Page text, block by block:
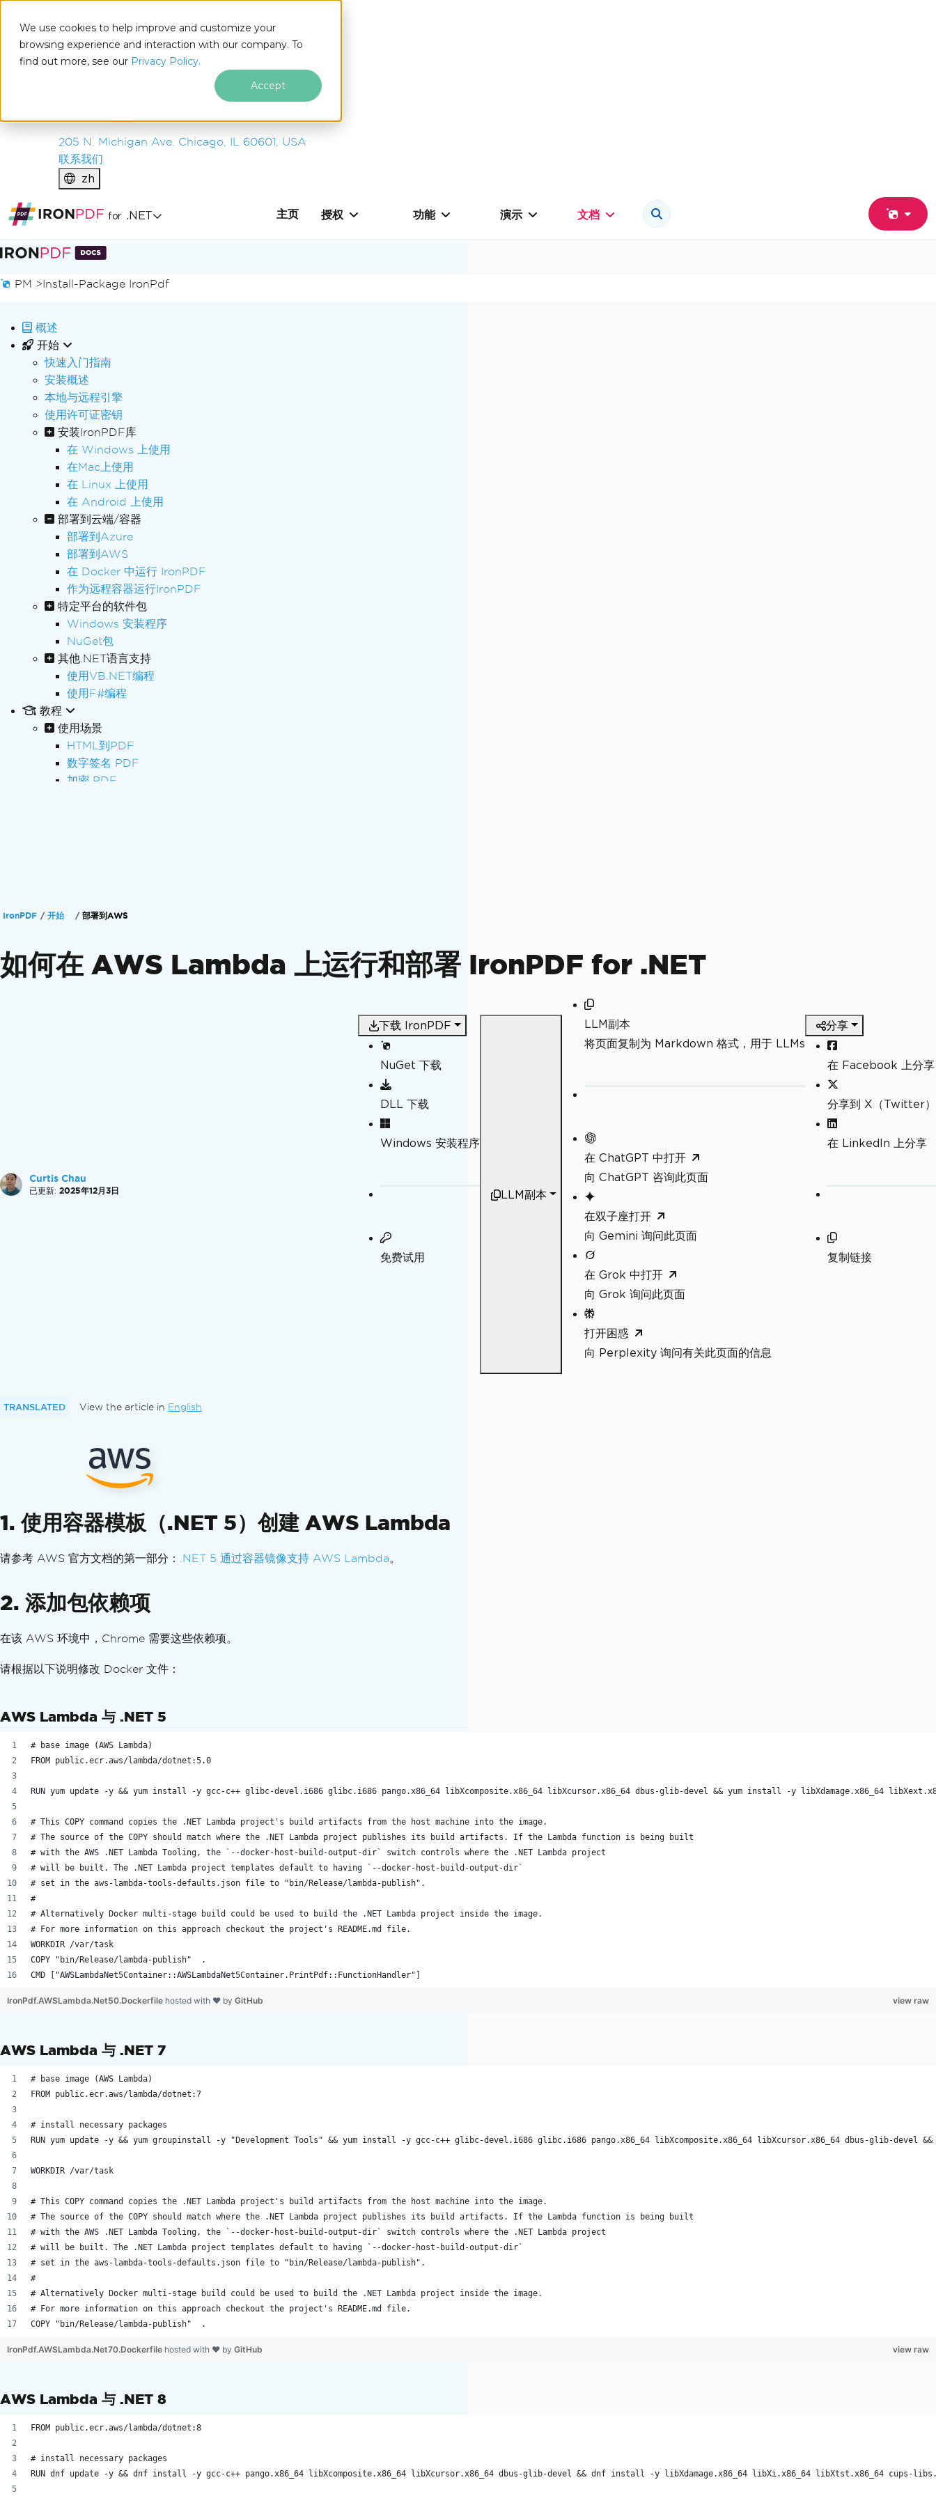
We use cookies to help improve and customize your
browsing experience and interaction with our company. To
find out more, see our Privacy Policy.
Accept
IRONSOFTWARE
产品
企业
205 N. Michigan Ave. Chicago, IL 60601, USA
联系我们
zh
for .NET 主页 授权 功能 演示 文档
跳至页脚内容
PM >Install-Package IronPdf
概述
开始
快速入门指南
安装概述
本地与远程引擎
使用许可证密钥
安装IronPDF库
在 Windows 上使用
在Mac上使用
在 Linux 上使用
在 Android 上使用
部署到云端/容器
部署到Azure
部署到AWS
在 Docker 中运行 IronPDF
作为远程容器运行IronPDF
特定平台的软件包
Windows 安装程序
NuGet包
其他.NET语言支持
使用VB.NET编程
使用F#编程
教程
使用场景
HTML到PDF
数字签名 PDF
加密 PDF
PDF 无障碍访问 (PDF/UA)
功能指南
创建PDF
从Azure Blob存储嵌入图像
从 HTML 文件生成 PDF
从 URL 生成 PDF
图像到PDF
将DOCX转换为PDF
转换RTF为PDF
将XML转换为PDF
PDF to SVG
动态网页到 PDF
从ASPX页面生成PDF
生成PDF报告
CSHTML 到 PDF（Razor 页面）
CSHTML 到 PDF (MVC 框架)
网页可访问性
Cookies
HTTP 请求头
线性化PDF
渲染选项
设置自定义边距
灰度
优化 PDF 布局
添加目录
分页符
编辑 PDF 对象
保存与导出 PDF 文档
将 PDF 导出到内存
编辑文档文本
提取文本和图像
在PDF中替换文本
增强 PDF 设计
添加和编辑注释
添加文字和图像
背景和前景
绘制文本和位图
画线和矩形
旋转文本和页面
编辑 PDF 结构
合并或拆分 PDF
拆分多页 PDF
补充组织
IronPDF 开始 部署到AWS
如何在 AWS Lambda 上运行和部署 IronPDF for .NET
Curtis Chau
已更新: 2025年12月3日
下载 IronPDF
NuGet 下载
DLL 下载
Windows 安装程序
免费试用
LLM副本
LLM副本
将页面复制为 Markdown 格式，用于 LLMs
在 ChatGPT 中打开
向 ChatGPT 咨询此页面
在双子座打开
向 Gemini 询问此页面
在 Grok 中打开
向 Grok 询问此页面
打开困惑
向 Perplexity 询问有关此页面的信息
分享
在 Facebook 上分享
分享到 X（Twitter）
在 LinkedIn 上分享
复制链接
TRANSLATED View the article in English
1. 使用容器模板（.NET 5）创建 AWS Lambda
请参考 AWS 官方文档的第一部分： .NET 5 通过容器镜像支持 AWS Lambda。
2. 添加包依赖项
在该 AWS 环境中，Chrome 需要这些依赖项。
请根据以下说明修改 Docker 文件：
AWS Lambda 与 .NET 5
# base image (AWS Lambda)
FROM public.ecr.aws/lambda/dotnet:5.0
RUN yum update -y && yum install -y gcc-c++ glibc-devel.i686 glibc.i686 pango.x86_64 libXcomposite.x86_64 libXcursor.x86_64 dbus-glib-devel && yum install -y libXdamage.x86_64
# This COPY command copies the .NET Lambda project's build artifacts from the host machine into the image.
# The source of the COPY should match where the .NET Lambda project publishes its build artifacts. If the Lambda function is being built
# with the AWS .NET Lambda Tooling, the `--docker-host-build-output-dir` switch controls where the .NET Lambda project
# will be built. The .NET Lambda project templates default to having `--docker-host-build-output-dir`
# set in the aws-lambda-tools-defaults.json file to "bin/Release/lambda-publish".
#
# Alternatively Docker multi-stage build could be used to build the .NET Lambda project inside the image.
# For more information on this approach checkout the project's README.md file.
WORKDIR /var/task
COPY "bin/Release/lambda-publish"  .
CMD ["AWSLambdaNet5Container::AWSLambdaNet5Container.PrintPdf::FunctionHandler"]
view raw
IronPdf.AWSLambda.Net50.Dockerfile hosted with ❤ by GitHub
AWS Lambda 与 .NET 7
# base image (AWS Lambda)
FROM public.ecr.aws/lambda/dotnet:7
# install necessary packages
RUN yum update -y && yum groupinstall -y "Development Tools" && yum install -y gcc-c++ glibc-devel.i686 glibc.i686 pango.x86_64 libXcomposite.x86_64 libXcursor.x86_64 dbus-glib-
WORKDIR /var/task
# This COPY command copies the .NET Lambda project's build artifacts from the host machine into the image.
# The source of the COPY should match where the .NET Lambda project publishes its build artifacts. If the Lambda function is being built
# with the AWS .NET Lambda Tooling, the `--docker-host-build-output-dir` switch controls where the .NET Lambda project
# will be built. The .NET Lambda project templates default to having `--docker-host-build-output-dir`
# set in the aws-lambda-tools-defaults.json file to "bin/Release/lambda-publish".
#
# Alternatively Docker multi-stage build could be used to build the .NET Lambda project inside the image.
# For more information on this approach checkout the project's README.md file.
COPY "bin/Release/lambda-publish"  .
view raw
IronPdf.AWSLambda.Net70.Dockerfile hosted with ❤ by GitHub
AWS Lambda 与 .NET 8
FROM public.ecr.aws/lambda/dotnet:8
# install necessary packages
RUN dnf update -y && dnf install -y gcc-c++ pango.x86_64 libXcomposite.x86_64 libXcursor.x86_64 dbus-glib-devel && dnf install -y libXdamage.x86_64 libXi.x86_64 libXtst.x86_64